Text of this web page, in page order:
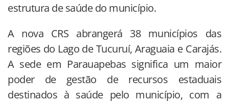
estrutura de saúde do município.
A nova CRS abrangerá 38 municípios das
regiões do Lago de Tucuruí, Araguaia e Carajás.
A sede em Parauapebas significa um maior
poder de gestão de recursos estaduais
destinados à saúde pelo município, com a